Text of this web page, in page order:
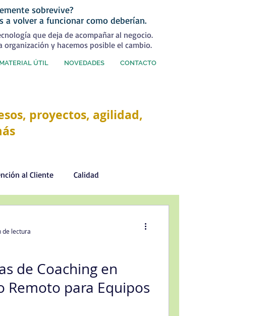
sobrevive?
a volver a funcionar como deberían.
que deja de acompañar al negocio.
organización y hacemos posible el cambio.
MATERIAL ÚTIL NOVEDADES CONTACTO
proyectos, agilidad,
al Cliente Calidad
Inteligencia artificial
de Coaching en
Remoto para Equipos
de lectura